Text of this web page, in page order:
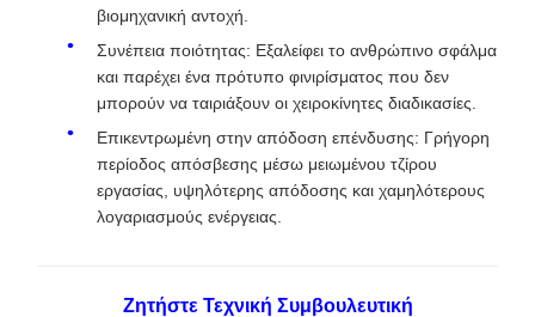
βιομηχανική αντοχή.
Συνέπεια ποιότητας: Εξαλείφει το ανθρώπινο σφάλμα
και παρέχει ένα πρότυπο φινιρίσματος που δεν
μπορούν να ταιριάξουν οι χειροκίνητες διαδικασίες.
Επικεντρωμένη στην απόδοση επένδυσης: Γρήγορη
περίοδος απόσβεσης μέσω μειωμένου τζίρου
εργασίας, υψηλότερης απόδοσης και χαμηλότερους
λογαριασμούς ενέργειας.
Ζητήστε Τεχνική Συμβουλευτική